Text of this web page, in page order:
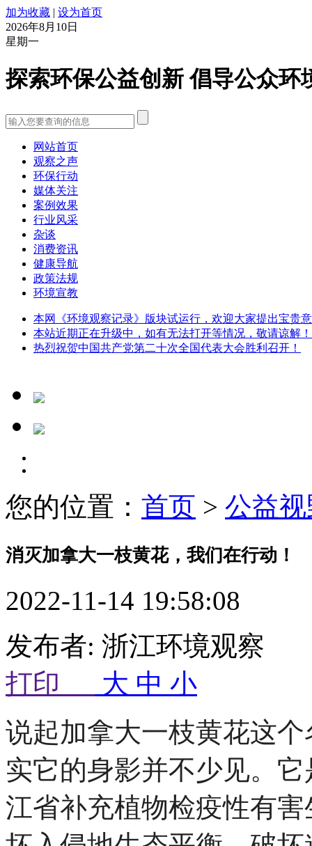
加为收藏 | 设为首页
2026年8月10日
星期一
探索环保公益创新 倡导公众环
网站首页
观察之声
环保行动
媒体关注
案例效果
行业风采
杂谈
消费资讯
健康导航
政策法规
环境宣教
本网《环境观察记录》版块试运行，欢迎大家提出宝贵
本站近期正在升级中，如有无法打开等情况，敬请谅解！
热烈祝贺中国共产党第二十次全国代表大会胜利召开！
您的位置： 首页 > 公益
消灭加拿大一枝黄花，我们在行动！
2022-11-14 19:58:08
发布者: 浙江环境观察
打印
大 中 小
说起加拿大一枝黄花这
实它的身影并不少见。
江省补充植物检疫性有